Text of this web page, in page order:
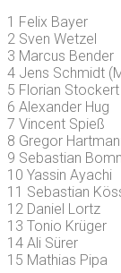
1 Felix Bayer
2 Sven Wetzel
3 Marcus Bender
4 Jens Schmidt
5 Florian Stockert
6 Alexander Hug
7 Vincent Spieß
8 Gregor
9 Sebastian
10 Yassin Ayachi
11 Sebastian
12 Daniel Lortz
13 Tonio Krüger
14 Ali Sürer
15 Mathias Pipa